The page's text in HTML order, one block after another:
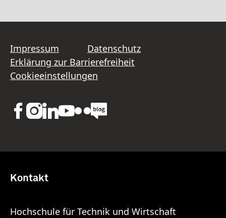
Impressum
Datenschutz
Erklärung zur Barrierefreiheit
Cookieeinstellungen
Kontakt
Hochschule für Technik und Wirtschaft